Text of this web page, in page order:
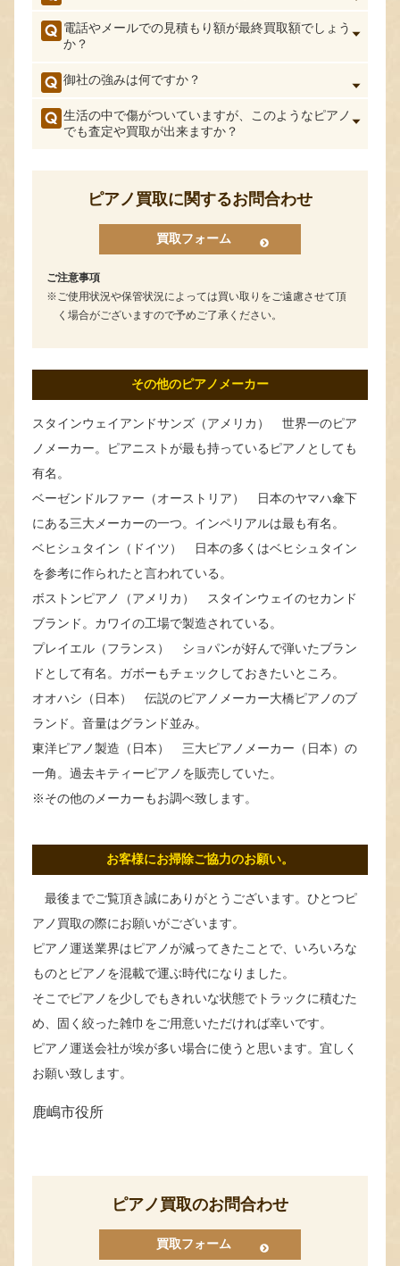
電話やメールでの見積もり額が最終買取額でしょう
か？
御社の強みは何ですか？
生活の中で傷がついていますが、このようなピアノ
でも査定や買取が出来ますか？
ピアノ買取に関するお問合わせ
買取フォーム
ご注意事項
ご使用状況や保管状況によっては買い取りをご遠慮させて頂
く場合がございますので予めご了承ください。
その他のピアノメーカー
スタインウェイアンドサンズ（アメリカ） 世界一のピア
ノメーカー。ピアニストが最も持っているピアノとしても
有名。
ベーゼンドルファー（オーストリア） 日本のヤマハ傘下
にある三大メーカーの一つ。インペリアルは最も有名。
ベヒシュタイン（ドイツ） 日本の多くはベヒシュタイン
を参考に作られたと言われている。
ボストンピアノ（アメリカ） スタインウェイのセカンド
ブランド。カワイの工場で製造されている。
プレイエル（フランス） ショパンが好んで弾いたブラン
ドとして有名。ガボーもチェックしておきたいところ。
オオハシ（日本） 伝説のピアノメーカー大橋ピアノのブ
ランド。音量はグランド並み。
東洋ピアノ製造（日本） 三大ピアノメーカー（日本）の
一角。過去キティーピアノを販売していた。
※その他のメーカーもお調べ致します。
お客様にお掃除ご協力のお願い。
最後までご覧頂き誠にありがとうございます。ひとつピ
アノ買取の際にお願いがございます。
ピアノ運送業界はピアノが減ってきたことで、いろいろな
ものとピアノを混載で運ぶ時代になりました。
そこでピアノを少しでもきれいな状態でトラックに積むた
め、固く絞った雑巾をご用意いただければ幸いです。
ピアノ運送会社が埃が多い場合に使うと思います。宜しく
お願い致します。
鹿嶋市役所
ピアノ買取のお問合わせ
買取フォーム